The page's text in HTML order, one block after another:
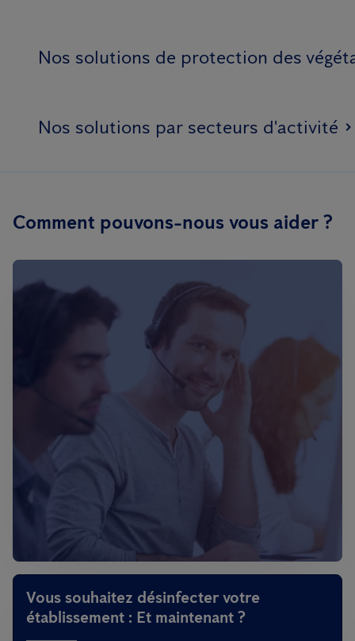
Nos solutions de protection des
Nos solutions par secteurs d'activité
Comment pouvons-nous vous aider ?
Vous souhaitez désinfecter votre
établissement : Et maintenant ?